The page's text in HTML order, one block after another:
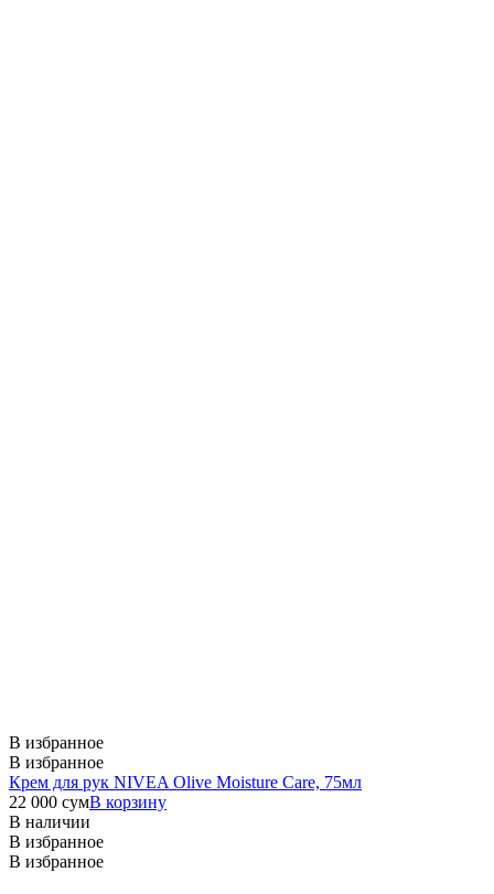
В избранное
В избранное
Крем для рук NIVEA Olive Moisture Care, 75мл
22 000 сумВ корзину
В наличии
В избранное
В избранное